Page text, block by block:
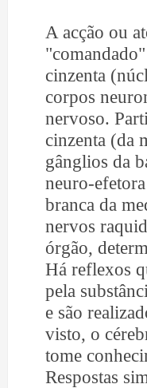
A acção ou
cinzenta
corpos
nervoso.
cinzenta (da
gânglios da
neuro-
branca da
nervos
órgão,
Há reflexos
pela
e são
visto, o
tome
Respostas